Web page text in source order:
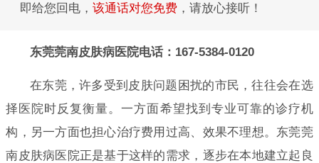
即给您回电， 该通话对您免费 ，请放心接听！
东莞莞南皮肤病医院电话：167-5384-0120
在东莞，许多受到皮肤问题困扰的市民，往往会在选
择医院时反复衡量。一方面希望找到专业可靠的诊疗机
构，另一方面也担心治疗费用过高、效果不理想。东莞莞
南皮肤病医院正是基于这样的需求，逐步在本地建立起良